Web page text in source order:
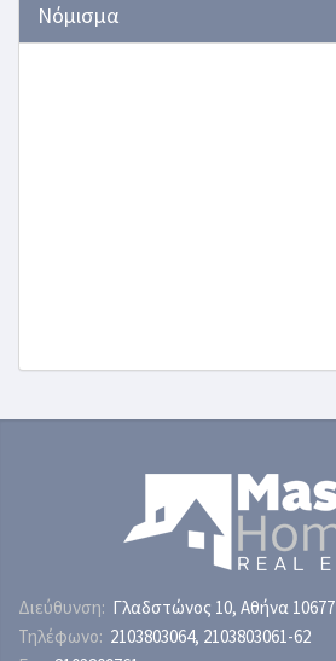
Νόμισμα
Διεύθυνση: Γλαδστώνος 10, Αθήνα 10677
Τηλέφωνο: 2103803064, 2103803061-62